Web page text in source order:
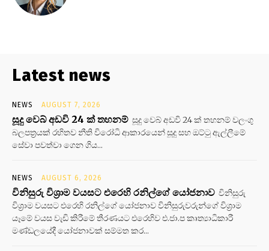
Latest news
NEWS AUGUST 7, 2026
සූදු වෙබ් අඩවි 24 ක් තහනම් සූදු වෙබ් අඩවි 24 ක් තහනම් වලංගු
බලපත්‍රයක් රහිතව නීති විරෝධි ආකාරයෙන් සූදු සහ ඔට්ටු ඇල්ලීමේ
සේවා පවත්වා ගෙන ගිය...
NEWS AUGUST 6, 2026
විනිසුරු විශ්‍රාම වයසට එරෙහි රනිල්ගේ යෝජනාව විනිසුරු
විශ්‍රාම වයසට එරෙහි රනිල්ගේ යෝජනාව විනිසුරුවරුන්ගේ විශ්‍රාම
යෑමේ වයස වැඩි කිරීමේ තීරණයට එරෙහිව එ.ජා.ප කෘත්‍යාධිකාරී
මණ්ඩලයේදී යෝජනාවක් සම්මත කර...